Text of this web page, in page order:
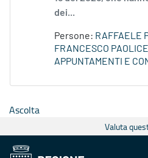
dei...
Persone: RAFFAELE
FRANCESCO
APPUNTAMENTI E
Ascolta
Valuta